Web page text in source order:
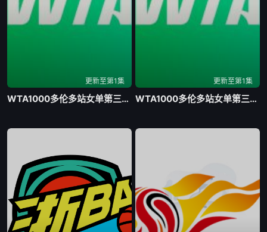
更新至第1集
WTA1000多伦多站女单第三轮 格鲁比奇0-2斯瓦泰克20260807
更新至第1集
WTA1000多伦多站女单第三轮 佩古拉2-0拉克西莫娃20260807